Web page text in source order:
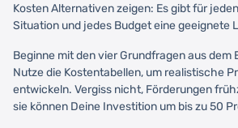
Kosten Alternativen zeigen: Es gibt für
Situation und jedes Budget eine geeignete
Beginne mit den vier Grundfragen aus dem
Nutze die Kostentabellen, um realistische
entwickeln. Vergiss nicht, Förderungen
sie können Deine Investition um bis zu 50